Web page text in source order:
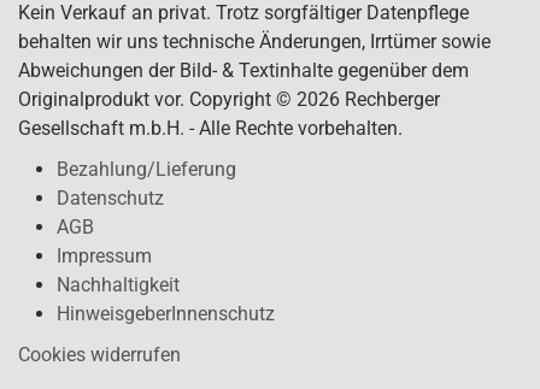
Kein Verkauf an privat. Trotz sorgfältiger Datenpflege
behalten wir uns technische Änderungen, Irrtümer sowie
Abweichungen der Bild- & Textinhalte gegenüber dem
Originalprodukt vor. Copyright © 2026 Rechberger
Gesellschaft m.b.H. - Alle Rechte vorbehalten.
Bezahlung/Lieferung
Datenschutz
AGB
Impressum
Nachhaltigkeit
HinweisgeberInnenschutz
Cookies widerrufen